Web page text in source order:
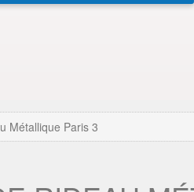
Métallique Paris 3